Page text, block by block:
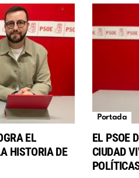
EL
HISTORIA DE
Portada
EL PSOE
CIUDAD